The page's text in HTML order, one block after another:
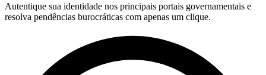
Autentique sua identidade nos principais portais governamentais e
resolva pendências burocráticas com apenas um clique.